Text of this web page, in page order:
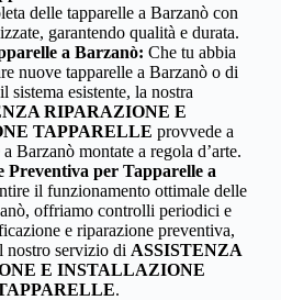
delle tapparelle a Barzanò con
garantendo qualità e durata.
a Barzanò: Che tu abbia
nuove tapparelle a Barzanò o di
sistema esistente, la nostra
RIPARAZIONE E
TAPPARELLE provvede a
Barzanò montate a regola d’arte.
Preventiva per Tapparelle a
il funzionamento ottimale delle
offriamo controlli periodici e
e riparazione preventiva,
nostro servizio di ASSISTENZA
E INSTALLAZIONE
.